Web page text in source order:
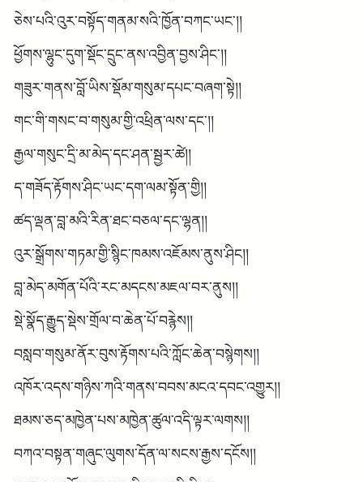
ཅེས་པའི་འུར་བསྟོད་གནམ་སའི་ཁྱོན་བཀང་ཡང་།།
ཕྱོགས་ལྷུང་དུག་སྡོང་དྲུང་ནས་འབྱིན་བྱས་ཤིང་།།
གཟུར་གནས་བློ་ཡིས་སྡོམ་གསུམ་དཔང་བཞག་སྟེ།།
གང་གི་གསང་བ་གསུམ་གྱི་འཕྲིན་ལས་དང་།།
རྒྱལ་གསུང་དྲི་མ་མེད་དང་ཤན་སྦྱར་ཚེ།།
ད་གཟོད་རྟོགས་ཤིང་ཡང་དག་ལམ་སྟོན་གྱི།།
ཚད་ལྡན་བླ་མའི་རིན་ཐང་བཅལ་དང་ལྷན།།
འུར་སྒྲོགས་གཏམ་གྱི་སྙིང་ཁམས་འཇོམས་ནུས་ཤིང།།
བླ་མེད་མགོན་པོའི་རང་མདངས་མཇལ་བར་ནུས།།
སྡེ་སྣོད་རྒྱུད་སྡེས་གྲོལ་བ་ཆེན་པོ་བརྙེས།།
བསླབ་གསུམ་ནོར་བུས་རྟོགས་པའི་ཀློང་ཆེན་བསྙེགས།།
འཁོར་འདས་གཉིས་ཀའི་གནས་བབས་མངའ་དབང་འགྱུར།།
ཐམས་ཅད་མཁྱེན་པས་མཁྱེན་ཚུལ་འདི་ལྟར་ལགས།།
བཀའ་བསྟན་གཞུང་ལུགས་དོན་ལ་སངས་རྒྱས་དངོས།།